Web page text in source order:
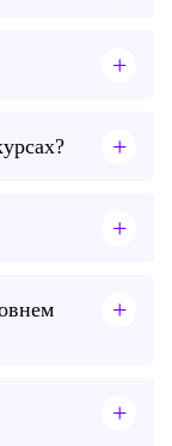
+
+
+
+
+